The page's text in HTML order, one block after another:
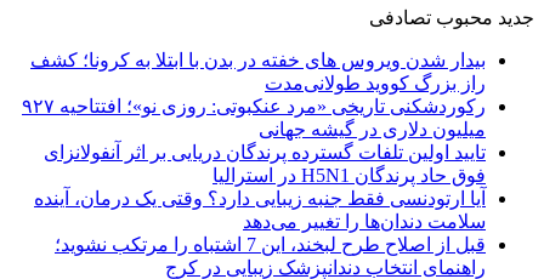
جدید محبوب تصادفی
بیدار شدن ویروس‌ های خفته در بدن با ابتلا به کرونا؛ کشف
راز بزرگ کووید طولانی‌مدت
رکوردشکنی تاریخی «مرد عنکبوتی: روزی نو»؛ افتتاحیه ۹۲۷
میلیون دلاری در گیشه جهانی
تایید اولین تلفات گسترده پرندگان دریایی بر اثر آنفولانزای
فوق حاد پرندگان H5N1 در استرالیا
آیا ارتودنسی فقط جنبه زیبایی دارد؟ وقتی یک درمان، آینده
سلامت دندان‌ها را تغییر می‌دهد
قبل از اصلاح طرح لبخند، این 7 اشتباه را مرتکب نشوید؛
راهنمای انتخاب دندانپزشک زیبایی در کرج